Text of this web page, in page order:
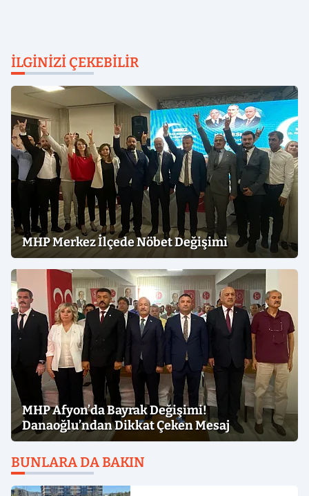
İLGINIZI ÇEKEBILIR
MHP Merkez İlçede Nöbet Değişimi
MHP Afyon’da Bayrak Değişimi!
Danaoğlu’ndan Dikkat Çeken Mesaj
BUNLARA DA BAKIN